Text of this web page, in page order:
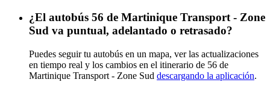
¿El autobús 56 de Martinique Transport - Zone
Sud va puntual, adelantado o retrasado?
Puedes seguir tu autobús en un mapa, ver las actualizaciones
en tiempo real y los cambios en el itinerario de 56 de
Martinique Transport - Zone Sud descargando la aplicación.